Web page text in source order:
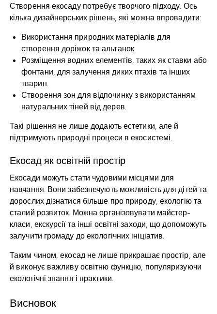
Створення екосаду потребує творчого підходу. Ось
кілька дизайнерських рішень, які можна впровадити:
Використання природних матеріалів для
створення доріжок та альтанок.
Розміщення водних елементів, таких як ставки або
фонтани, для залучення диких птахів та інших
тварин.
Створення зон для відпочинку з використанням
натуральних тіней від дерев.
Такі рішення не лише додають естетики, але й
підтримують природні процеси в екосистемі.
Екосад як освітній простір
Екосади можуть стати чудовими місцями для
навчання. Вони забезпечують можливість для дітей та
дорослих дізнатися більше про природу, екологію та
сталий розвиток. Можна організовувати майстер-
класи, екскурсії та інші освітні заходи, що допоможуть
залучити громаду до екологічних ініціатив.
Таким чином, екосад не лише прикрашає простір, але
й виконує важливу освітню функцію, популяризуючи
екологічні знання і практики.
Висновок